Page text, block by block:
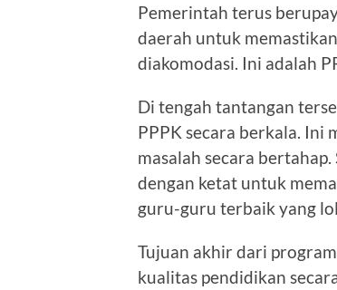
Pemerintah terus
daerah untuk
diakomodasi. Ini adalah
Di tengah tantangan
PPPK secara berkala.
masalah secara
dengan ketat untuk
guru-guru terbaik yang
Tujuan akhir dari program
kualitas pendidikan